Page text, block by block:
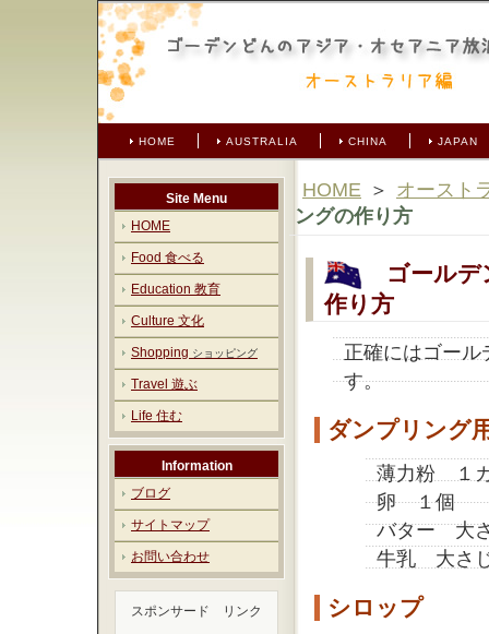
HOME AUSTRALIA CHINA JAPAN
HOME ＞ オースト
ングの作り方
ゴールデ
作り方
正確にはゴー
す。
ダンプリング
薄力粉 １
卵 １個
バター 大
牛乳 大さ
シロップ
Site Menu
HOME
Food 食べる
Education 教育
Culture 文化
Shopping ショッピング
Travel 遊ぶ
Life 住む
Information
ブログ
サイトマップ
お問い合わせ
スポンサード リンク